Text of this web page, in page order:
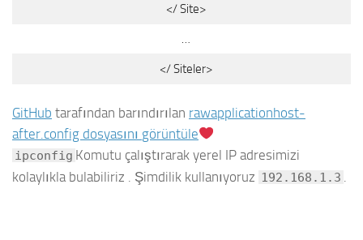
</ Site>
…
</ Siteler>
GitHub tarafından barındırılan rawapplicationhost-
after.config dosyasını görüntüle
ipconfig Komutu çalıştırarak yerel IP adresimizi
kolaylıkla bulabiliriz . Şimdilik kullanıyoruz 192.168.1.3